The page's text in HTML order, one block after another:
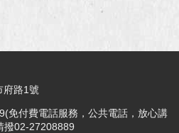
府路1號
免付費電話服務，公共電話，放心講
撥02-27208889